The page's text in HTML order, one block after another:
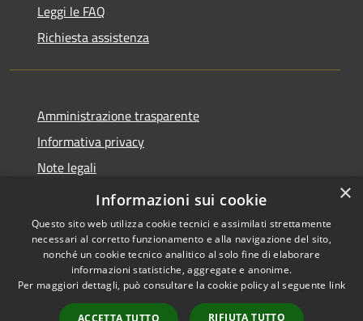
Leggi le FAQ
Richiesta assistenza
Amministrazione trasparente
Informativa privacy
Note legali
Dichiarazione di accessibilità
Accessibilità
Copyright © 2026 • Comune di
Leffe • Powered by
Municipium• Accesso
×
Informazioni sui cookie
Questo sito web utilizza cookie tecnici e assimilati strettamente
necessari al corretto funzionamento e alla navigazione del sito,
nonché un cookie tecnico analitico al solo fine di elaborare
informazioni statistiche, aggregate e anonime.
Per maggiori dettagli, può consultare la cookie policy al seguente link
ACCETTA TUTTO RIFIUTA TUTTO